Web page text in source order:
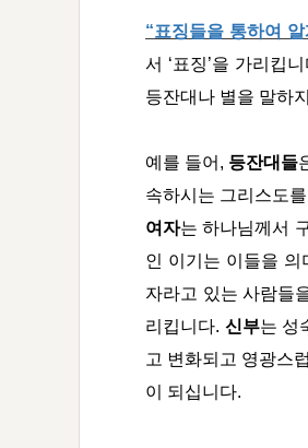
“표징들을 통하여 알
서 ‘표징’을 가리킵
등잔대나 별을 말하
예를 들어, 등잔대들
속하시는 그리스도
여자는 하나님께서
인 이기는 이들을 의
자라고 있는 사람들
리킵니다. 신부는 성
고 변화되고 영광스
이 되십니다.